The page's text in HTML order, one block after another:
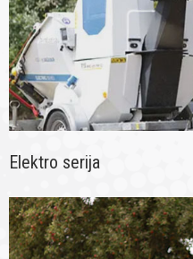
Elektro serija